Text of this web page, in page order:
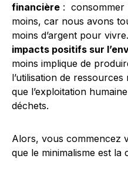
financière : consommer
moins, car nous avons
moins d’argent pour
impacts positifs sur
moins implique de
l’utilisation de
que l’exploitation
déchets.
Alors, vous commencez
que le minimalisme est la